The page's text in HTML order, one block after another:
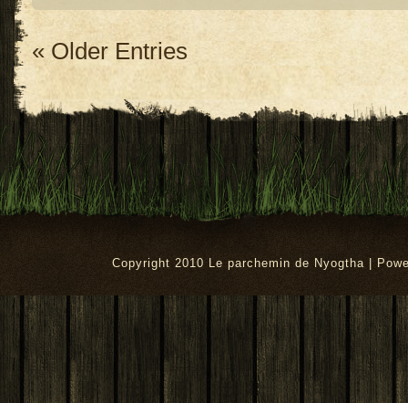
« Older Entries
Copyright 2010 Le parchemin de Nyogtha |